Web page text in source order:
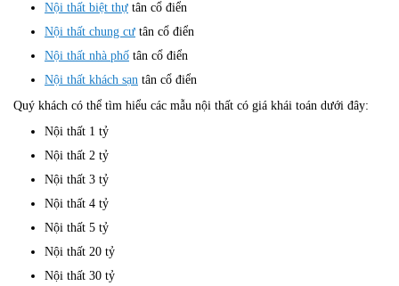
Nội thất biệt thự tân cổ điển
Nội thất chung cư tân cổ điển
Nội thất nhà phố tân cổ điển
Nội thất khách sạn tân cổ điển
Quý khách có thể tìm hiểu các mẫu nội thất có giá khái toán dưới đây:
Nội thất 1 tỷ
Nội thất 2 tỷ
Nội thất 3 tỷ
Nội thất 4 tỷ
Nội thất 5 tỷ
Nội thất 20 tỷ
Nội thất 30 tỷ